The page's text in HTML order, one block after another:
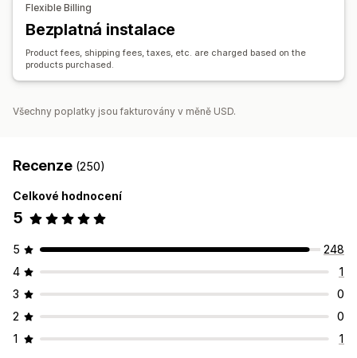
Brazílie
Vietnam Čína
Synchronizace skladových zásob
Import a export
Flexible Billing
Bezplatná instalace
Product fees, shipping fees, taxes, etc. are charged based on the
products purchased.
Všechny poplatky jsou fakturovány v měně USD.
Recenze (250)
Celkové hodnocení
5
5
248
4
1
3
0
2
0
1
1